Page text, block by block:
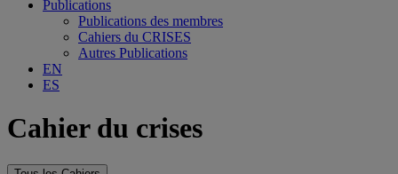
Publications
Publications des membres
Cahiers du CRISES
Autres Publications
EN
ES
Cahier du crises